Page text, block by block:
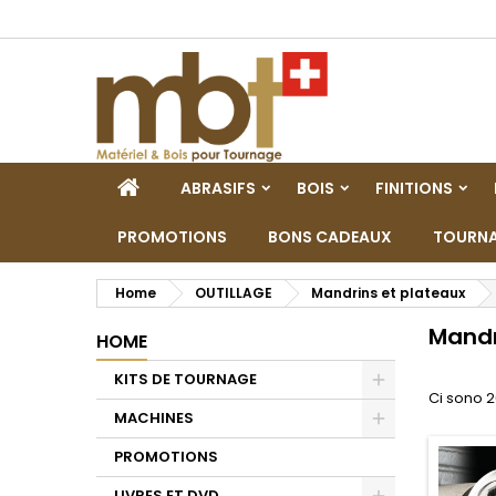
HOMEABRASIFS BOIS FINITIONS
PROMOTIONS BONS CADEAUX
Home OUTILLAGE Mandrins et plateaux
HOME
KITS DE TOURNAGE
Toggle
MACHINES
Toggle
PROMOTIONS
Ci sono